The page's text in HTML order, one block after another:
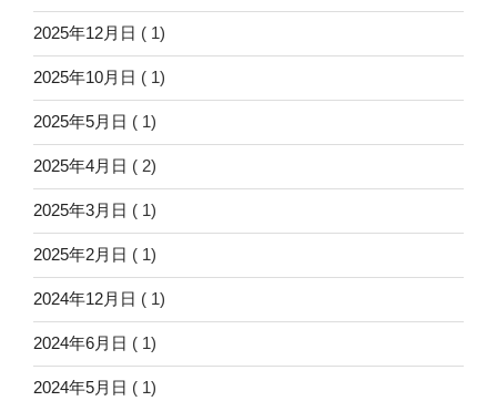
2025年12月日 ( 1)
2025年10月日 ( 1)
2025年5月日 ( 1)
2025年4月日 ( 2)
2025年3月日 ( 1)
2025年2月日 ( 1)
2024年12月日 ( 1)
2024年6月日 ( 1)
2024年5月日 ( 1)